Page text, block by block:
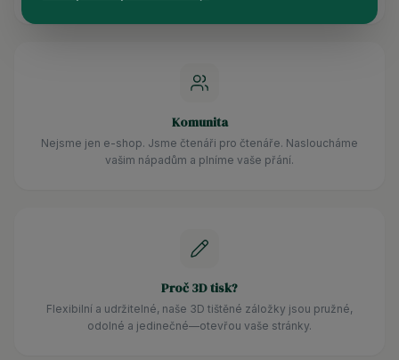
Komunita
Nejsme jen e-shop. Jsme čtenáři pro čtenáře. Nasloucháme
vašim nápadům a plníme vaše přání.
Proč 3D tisk?
Flexibilní a udržitelné, naše 3D tištěné záložky jsou pružné,
odolné a jedinečné—otevřou vaše stránky.